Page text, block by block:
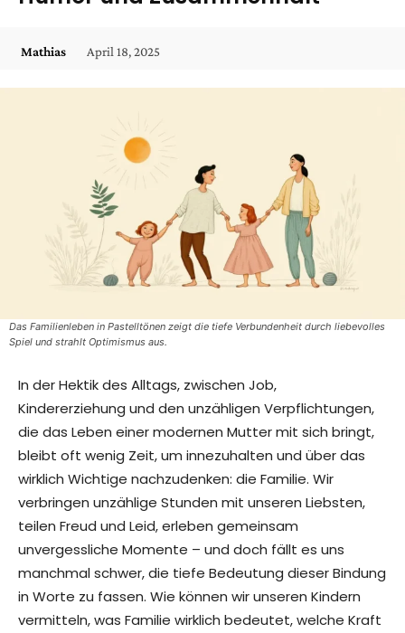
Mathias April 18, 2025
Das Familienleben in Pastelltönen zeigt die tiefe Verbundenheit durch liebevolles
Spiel und strahlt Optimismus aus.
In der Hektik des Alltags, zwischen Job,
Kindererziehung und den unzähligen Verpflichtungen,
die das Leben einer modernen Mutter mit sich bringt,
bleibt oft wenig Zeit, um innezuhalten und über das
wirklich Wichtige nachzudenken: die Familie. Wir
verbringen unzählige Stunden mit unseren Liebsten,
teilen Freud und Leid, erleben gemeinsam
unvergessliche Momente – und doch fällt es uns
manchmal schwer, die tiefe Bedeutung dieser Bindung
in Worte zu fassen. Wie können wir unseren Kindern
vermitteln, was Familie wirklich bedeutet, welche Kraft